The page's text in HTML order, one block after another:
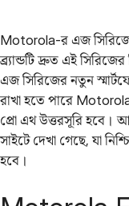
Motorola-র এজ
ব্র্যান্ডটি দ্রুত এই
এজ সিরিজের নতুন
রাখা হতে পারে
প্রো এথ উত্তরসূরি হবে।
সাইটে দেখা গেছে, যা
হবে।